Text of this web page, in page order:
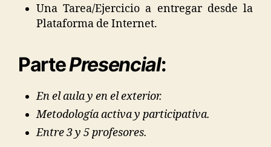
Una Tarea/Ejercicio a entregar desde la
Plataforma de Internet.
PartePresencial:
En el aula y en el exterior.
Metodología activa y participativa.
Entre 3 y 5 profesores.